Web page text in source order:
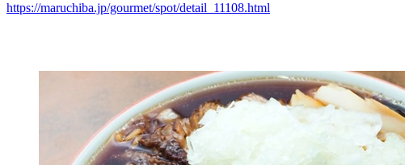
https://maruchiba.jp/gourmet/spot/detail_11108.html